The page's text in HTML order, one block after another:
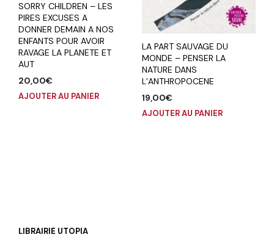
SORRY CHILDREN – LES
PIRES EXCUSES A
DONNER DEMAIN A NOS
ENFANTS POUR AVOIR
RAVAGE LA PLANETE ET
AUT
20,00€
AJOUTER AU PANIER
LA PART SAUVAGE DU
MONDE – PENSER LA
NATURE DANS
L’ANTHROPOCENE
19,00€
AJOUTER AU PANIER
LIBRAIRIE UTOPIA